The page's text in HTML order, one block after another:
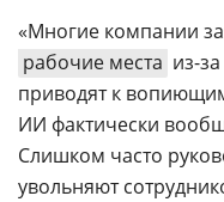
«Многие компании
рабочие места из-
приводят к
ИИ фактически
Слишком часто
увольняют